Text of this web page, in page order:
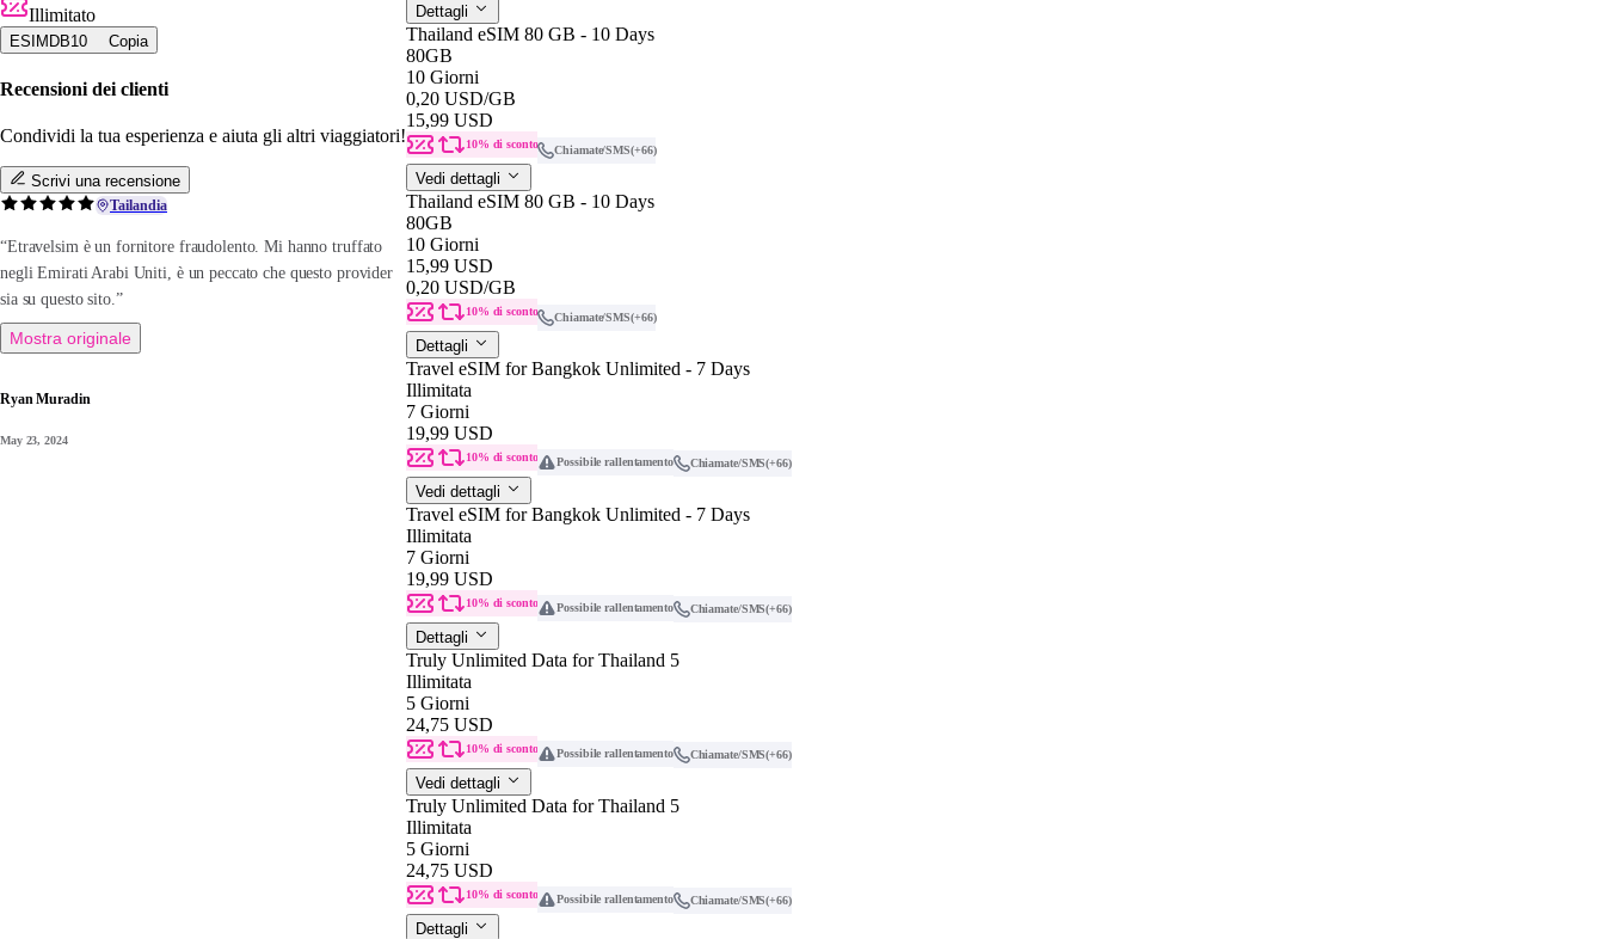
Illimitato
ESIMDB10 Copia
Dettagli
Thailand eSIM 80 GB - 10 Days
80GB
10 Giorni
0,20 USD/GB
15,99 USD
10% di sconto Chiamate/SMS(+66)
Vedi dettagli
Thailand eSIM 80 GB - 10 Days
80GB
10 Giorni
15,99 USD
0,20 USD/GB
10% di sconto Chiamate/SMS(+66)
Dettagli
Travel eSIM for Bangkok Unlimited - 7 Days
Illimitata
7 Giorni
19,99 USD
10% di sconto Possibile rallentamento Chiamate/SMS(+66)
Vedi dettagli
Travel eSIM for Bangkok Unlimited - 7 Days
Illimitata
7 Giorni
19,99 USD
10% di sconto Possibile rallentamento Chiamate/SMS(+66)
Dettagli
Truly Unlimited Data for Thailand 5
Illimitata
5 Giorni
24,75 USD
10% di sconto Possibile rallentamento Chiamate/SMS(+66)
Vedi dettagli
Truly Unlimited Data for Thailand 5
Illimitata
5 Giorni
24,75 USD
10% di sconto Possibile rallentamento Chiamate/SMS(+66)
Dettagli
Recensioni dei clienti
Condividi la tua esperienza e aiuta gli altri viaggiatori!
Scrivi una recensione
Tailandia
“Etravelsim è un fornitore fraudolento. Mi hanno truffato
negli Emirati Arabi Uniti, è un peccato che questo provider
sia su questo sito.”
Mostra originale
Ryan Muradin
May 23, 2024